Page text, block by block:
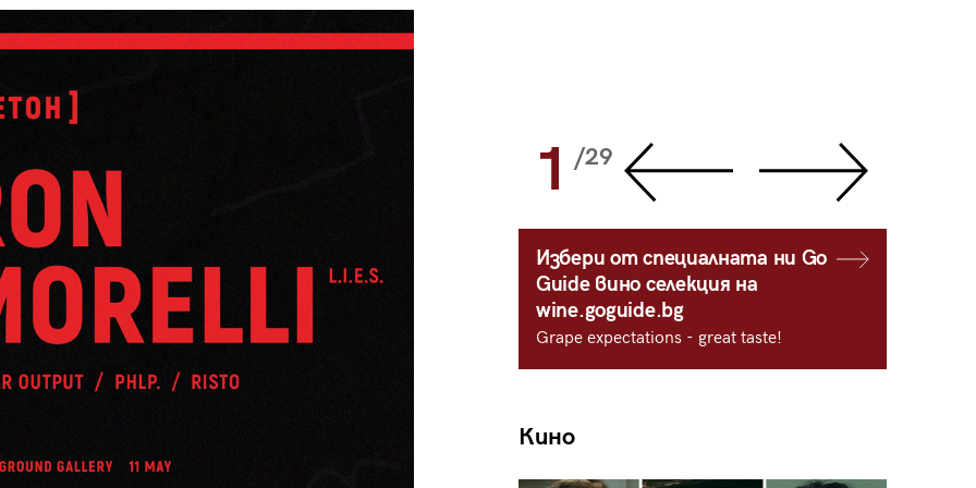
1 /29
Избери от специалната ни Go
Guide вино селекция на
wine.goguide.bg
Grape expectations - great taste!
Кино